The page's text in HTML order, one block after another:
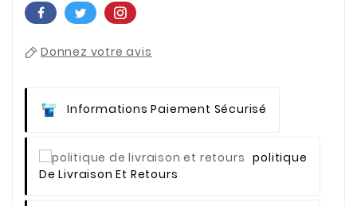
Donnez votre avis
Informations Paiement Sécurisé
Politique
De Livraison Et Retours